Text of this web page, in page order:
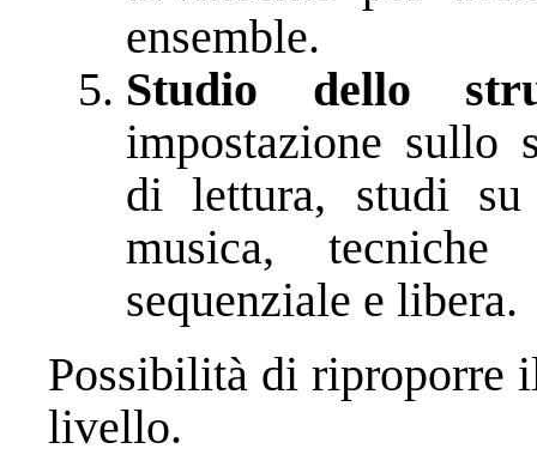
ensemble.
Studio dello
impostazione sullo
di lettura, studi su
musica, tecniche
sequenziale e libera.
Possibilità di riproporre
livello.